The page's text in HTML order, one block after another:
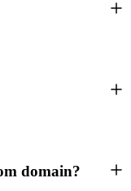
domain?